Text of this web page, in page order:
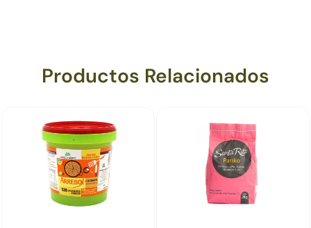
Productos Relacionados